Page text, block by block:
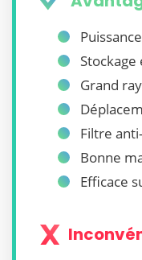
Grand
Filtre
Bonne
Efficace